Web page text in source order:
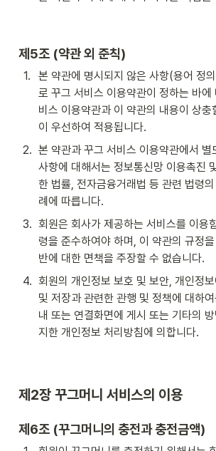
제5조 (약관 외 준칙)
1.
본 약관에 명시되지 않은 사항(용어 정
로 꾸그 서비스 이용약관이 정하는 바에
비스 이용약관과 이 약관의 내용이 상
이 우선하여 적용됩니다.
2. 본 약관과 꾸그 서비스 이용약관에서 별
사항에 대해서는 정보통신망 이용촉진
한 법률, 전자금융거래법 등 관련 법령
례에 따릅니다.
3. 회원은 회사가 제공하는 서비스를 이용
령을 준수하여야 하며, 이 약관의 규정
반에 대한 면책을 주장할 수 없습니다.
4. 회원의 개인정보 보호 및 보안, 개인정
및 저장과 관련한 관행 및 정책에 대하
내 또는 연결화면에 게시 또는 기타의
지한 개인정보 처리방침에 의합니다.
제2장 꾸그머니 서비스의 이용
제6조 (꾸그머니의 충전과 충전금액)